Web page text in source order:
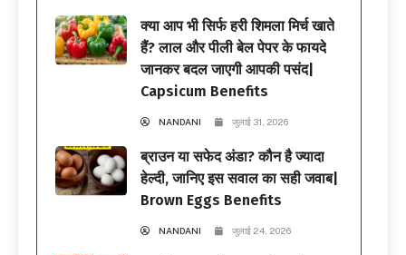
क्या आप भी सिर्फ हरी शिमला मिर्च खाते
हैं? लाल और पीली बेल पेपर के फायदे
जानकर बदल जाएगी आपकी पसंद|
Capsicum Benefits
NANDANI जुलाई 31, 2026
ब्राउन या सफेद अंडा? कौन है ज्यादा
हेल्दी, जानिए इस सवाल का सही जवाब|
Brown Eggs Benefits
NANDANI जुलाई 24, 2026